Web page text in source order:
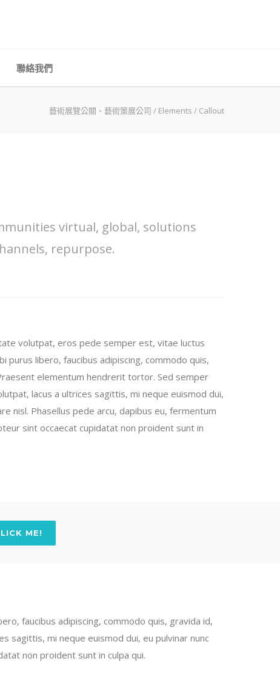
聯絡我們
藝術展覽公關、藝術策展公司 / Elements / Callout
virtual, global, solutions
repurpose.
volutpat, eros pede semper est, vitae luctus
purus libero, faucibus adipiscing, commodo quis,
elementum hendrerit tortor. Sed semper
lacus a ultrices sagittis, mi neque euismod dui,
nisl. Phasellus pede arcu, dapibus eu, fermentum
sint occaecat cupidatat non proident sunt in
ME!
faucibus adipiscing, commodo quis, gravida id,
sagittis, mi neque euismod dui, eu pulvinar nunc
non proident sunt in culpa qui.